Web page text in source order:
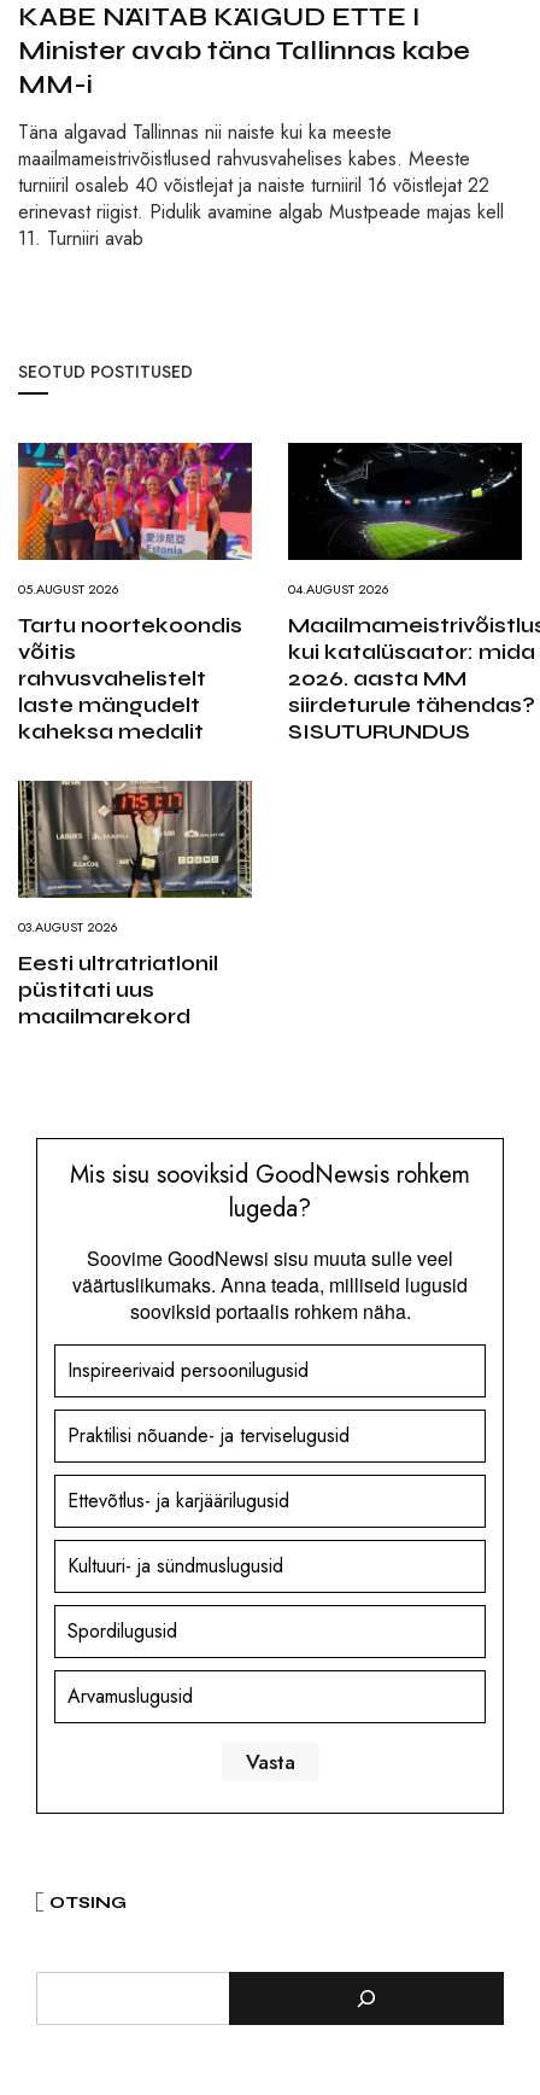
KABE NÄITAB KÄIGUD ETTE I
Minister avab täna Tallinnas kabe
MM-i
Täna algavad Tallinnas nii naiste kui ka meeste
maailmameistrivõistlused rahvusvahelises kabes. Meeste
turniiril osaleb 40 võistlejat ja naiste turniiril 16 võistlejat 22
erinevast riigist. Pidulik avamine algab Mustpeade majas kell
11. Turniiri avab
SEOTUD POSTITUSED
05.AUGUST 2026
Tartu noortekoondis
võitis
rahvusvahelistelt
laste mängudelt
kaheksa medalit
04.AUGUST 2026
kui katalüsaator: mida
2026. aasta MM
siirdeturule tähendas?
SISUTURUNDUS
03.AUGUST 2026
Eesti ultratriatlonil
püstitati uus
maailmarekord
Mis sisu sooviksid GoodNewsis rohkem
lugeda?
Soovime GoodNewsi sisu muuta sulle veel
väärtuslikumaks. Anna teada, milliseid lugusid
sooviksid portaalis rohkem näha.
Inspireerivaid persoonilugusid
Praktilisi nõuande- ja terviselugusid
Ettevõtlus- ja karjäärilugusid
Kultuuri- ja sündmuslugusid
Spordilugusid
Arvamuslugusid
OTSING